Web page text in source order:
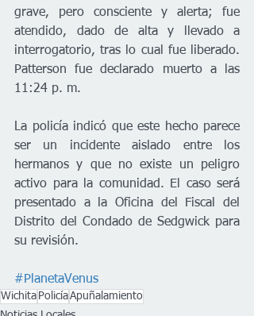
grave, pero consciente y alerta; fue
atendido, dado de alta y llevado a
interrogatorio, tras lo cual fue liberado.
Patterson fue declarado muerto a las
11:24 p. m.
La policía indicó que este hecho parece
ser un incidente aislado entre los
hermanos y que no existe un peligro
activo para la comunidad. El caso será
presentado a la Oficina del Fiscal del
Distrito del Condado de Sedgwick para
su revisión.
#PlanetaVenus
Wichita PolicíaApuñalamiento